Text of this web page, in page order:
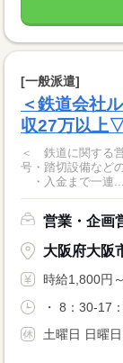
[一般派遣]
＜鉄道会社
収27万以上
＜ 鉄道に関する営業業務 ＞ ◆鉄道会社
号・踏切設備など
・入金まで一連...
営業・企画
大阪府大阪
時給1,800円
・ 8：30-17
土曜日 日曜